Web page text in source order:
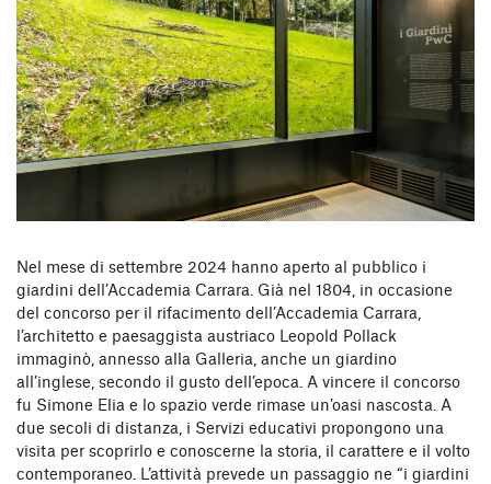
Nel mese di settembre 2024 hanno aperto al pubblico i
giardini dell’Accademia Carrara. Già nel 1804, in occasione
del concorso per il rifacimento dell’Accademia Carrara,
l’architetto e paesaggista austriaco Leopold Pollack
immaginò, annesso alla Galleria, anche un giardino
all’inglese, secondo il gusto dell’epoca. A vincere il concorso
fu Simone Elia e lo spazio verde rimase un’oasi nascosta. A
due secoli di distanza, i Servizi educativi propongono una
visita per scoprirlo e conoscerne la storia, il carattere e il volto
contemporaneo. L’attività prevede un passaggio ne “i giardini